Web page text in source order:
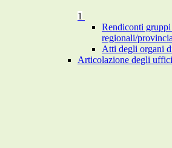
1
Rendiconti
regionali/
Atti degli organi
Articolazione degli uffici